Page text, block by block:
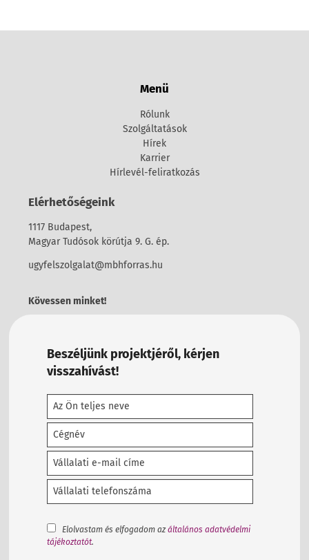
Menü
Rólunk
Szolgáltatások
Hírek
Karrier
Hírlevél-feliratkozás
Elérhetőségeink
1117 Budapest,
Magyar Tudósok körútja 9. G. ép.
ugyfelszolgalat@mbhforras.hu
Kövessen minket!
Beszéljünk projektjéről, kérjen
visszahívást!
Elolvastam és elfogadom azáltalános adatvédelmi
tájékoztatót.